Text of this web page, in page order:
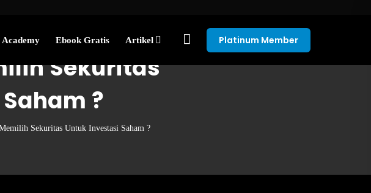
Ebook Gratis Artikel Platinum Member
Sekuritas
?
Sekuritas Untuk Investasi Saham ?